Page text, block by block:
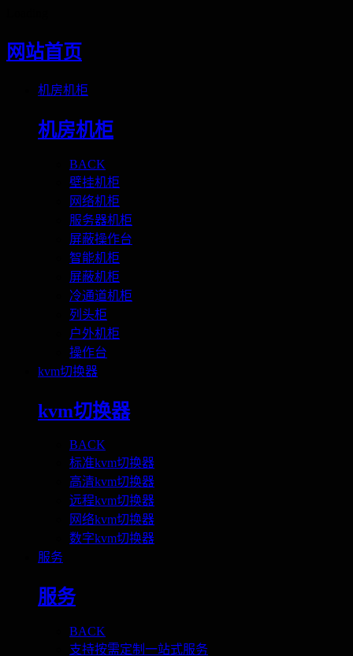
网站首页
机房机柜
机房机柜
BACK
壁挂机柜
网络机柜
服务器机柜
屏蔽操作台
智能机柜
屏蔽机柜
冷通道机柜
列头柜
户外机柜
操作台
kvm切换器
kvm切换器
BACK
标准kvm切换器
高清kvm切换器
远程kvm切换器
网络kvm切换器
数字kvm切换器
服务
服务
BACK
支持按需定制一站式服务